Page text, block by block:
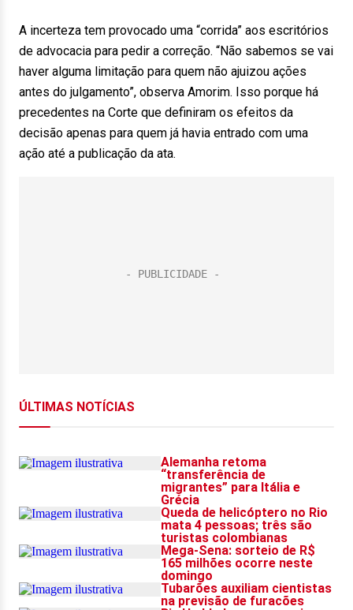
A incerteza tem provocado uma “corrida” aos escritórios
de advocacia para pedir a correção. “Não sabemos se vai
haver alguma limitação para quem não ajuizou ações
antes do julgamento”, observa Amorim. Isso porque há
precedentes na Corte que definiram os efeitos da
decisão apenas para quem já havia entrado com uma
ação até a publicação da ata.